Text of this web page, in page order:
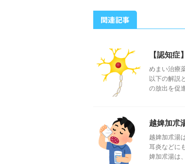
関連記事
【認知
めまい治療
以下の解説
の放出を促
越婢加朮
越婢加朮湯
耳炎などに
婢加朮湯は